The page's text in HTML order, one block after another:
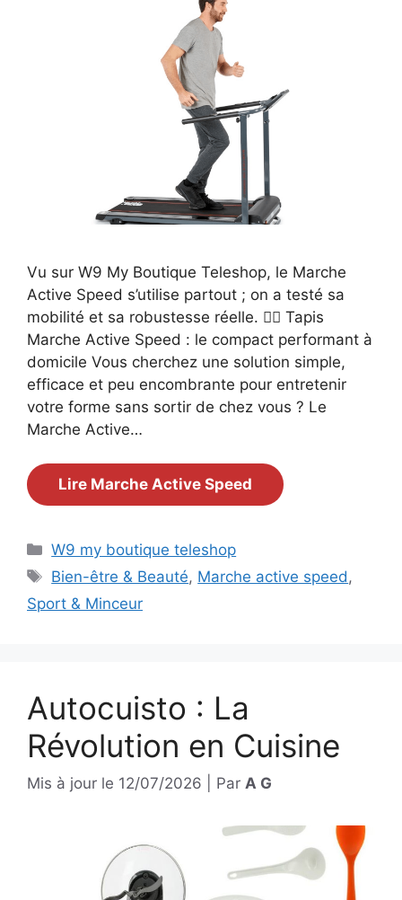
Vu sur W9 My Boutique Teleshop, le Marche
Active Speed s’utilise partout ; on a testé sa
mobilité et sa robustesse réelle. 🏃‍♂️ Tapis
Marche Active Speed : le compact performant à
domicile Vous cherchez une solution simple,
efficace et peu encombrante pour entretenir
votre forme sans sortir de chez vous ? Le
Marche Active…
Lire Marche Active Speed
Catégories
W9 my boutique teleshop
Étiquettes
Bien-être & Beauté, Marche active speed,
Sport & Minceur
Autocuisto : La
Révolution en Cuisine
Mis à jour le 12/07/2026 Par A G